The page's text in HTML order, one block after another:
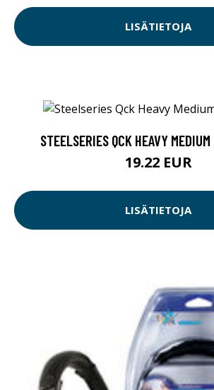
LISÄTIETOJA
STEELSERIES QCK HEAVY
19.22 EUR
LISÄTIETOJA